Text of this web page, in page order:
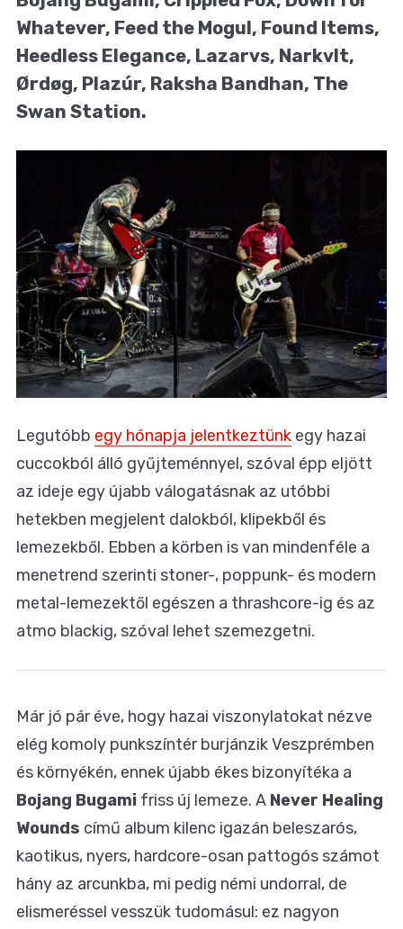
Whatever, Feed the Mogul, Found Items,
Heedless Elegance, Lazarvs, Narkvlt,
Ørdøg, Plazúr, Raksha Bandhan, The
Swan Station.
Legutóbb egy hónapja jelentkeztünk egy hazai
cuccokból álló gyűjteménnyel, szóval épp eljött
az ideje egy újabb válogatásnak az utóbbi
hetekben megjelent dalokból, klipekből és
lemezekből. Ebben a körben is van mindenféle a
menetrend szerinti stoner-, poppunk- és modern
metal-lemezektől egészen a thrashcore-ig és az
atmo blackig, szóval lehet szemezgetni.
Már jó pár éve, hogy hazai viszonylatokat nézve
elég komoly punkszíntér burjánzik Veszprémben
és környékén, ennek újabb ékes bizonyítéka a
Bojang Bugami friss új lemeze. A Never Healing
Wounds című album kilenc igazán beleszarós,
kaotikus, nyers, hardcore-osan pattogós számot
hány az arcunkba, mi pedig némi undorral, de
elismeréssel vesszük tudomásul: ez nagyon